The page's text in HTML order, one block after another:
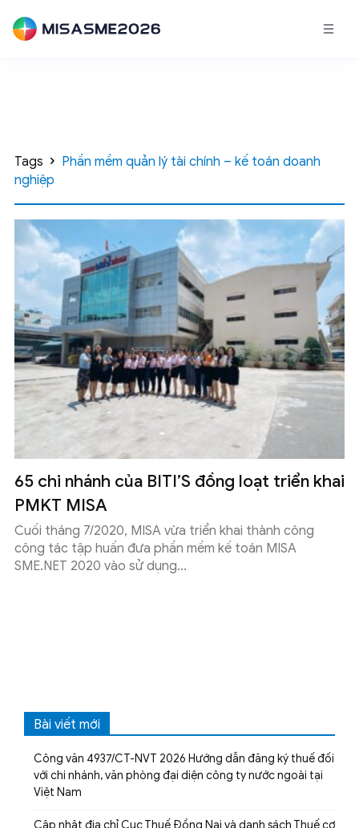
Tags
Phần mềm quản lý tài chính – kế toán doanh
nghiệp
65 chi nhánh của BITI’S đồng loạt triển khai
PMKT MISA
Cuối tháng 7/2020, MISA vừa triển khai thành công
công tác tập huấn đưa phần mềm kế toán MISA
SME.NET 2020 vào sử dụng...
Bài viết mới
Công văn 4937/CT-NVT 2026 Hướng dẫn đăng ký thuế đối
với chi nhánh, văn phòng đại diện công ty nước ngoài tại
Việt Nam
Cập nhật địa chỉ Cục Thuế Đồng Nai và danh sách Thuế cơ